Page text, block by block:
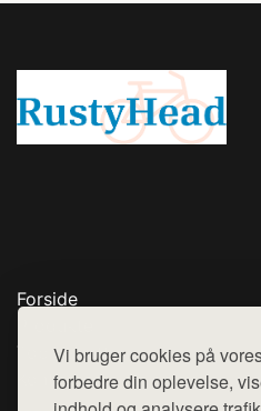
Vi bruger cookies på
forbedre din oplevelse,
Forside
Top Rabatter
Kontakt